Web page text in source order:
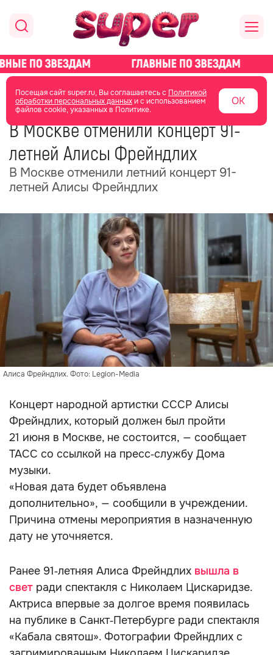
Посещая сайт super.ru, Вы соглашаетесь с Политикой
обработки персональных данныхи с использованием
файлов cookie, указанных в Политике.
ОК
главная новости о звездах новости
19 июня 14:57
В Москве отменили концерт 91-
летней Алисы Фрейндлих
В Москве отменили летний концерт 91-
летней Алисы Фрейндлих
Алиса Фрейндлих. Фото: Legion-Media
Концерт народной артистки СССР Алисы
Фрейндлих, который должен был пройти
21 июня в Москве, не состоится, — сообщает
ТАСС со ссылкой на пресс‑службу Дома
музыки.
«Новая дата будет объявлена
дополнительно», — сообщили в учреждении.
Причина отмены мероприятия в назначенную
дату не уточняется.
Ранее 91‑летняя Алиса Фрейндлих вышла в
свет ради спектакля с Николаем Цискаридзе.
Актриса впервые за долгое время появилась
на публике в Санкт‑Петербурге ради спектакля
«Кабала святош». Фотографии Фрейндлих с